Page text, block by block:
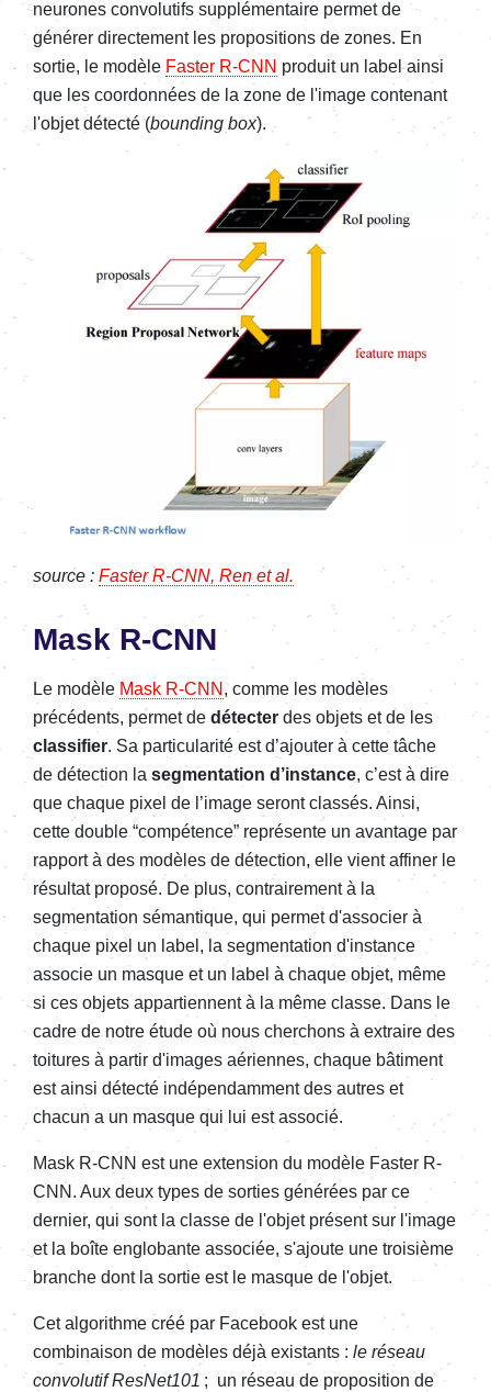
neurones convolutifs supplémentaire permet de
générer directement les propositions de zones. En
sortie, le modèle Faster R-CNN produit un label ainsi
que les coordonnées de la zone de l'image contenant
l'objet détecté (bounding box).
source : Faster R-CNN, Ren et al.
Mask R-CNN
Le modèle Mask R-CNN , comme les modèles
précédents, permet de détecter des objets et de les
classifier. Sa particularité est d’ajouter à cette tâche
de détection la segmentation d’instance, c’est à dire
que chaque pixel de l’image seront classés. Ainsi,
cette double “compétence” représente un avantage par
rapport à des modèles de détection, elle vient affiner le
résultat proposé. De plus, contrairement à la
segmentation sémantique, qui permet d'associer à
chaque pixel un label, la segmentation d'instance
associe un masque et un label à chaque objet, même
si ces objets appartiennent à la même classe. Dans le
cadre de notre étude où nous cherchons à extraire des
toitures à partir d'images aériennes, chaque bâtiment
est ainsi détecté indépendamment des autres et
chacun a un masque qui lui est associé.
Mask R-CNN est une extension du modèle Faster R-
CNN. Aux deux types de sorties générées par ce
dernier, qui sont la classe de l'objet présent sur l'image
et la boîte englobante associée, s'ajoute une troisième
branche dont la sortie est le masque de l'objet.
Cet algorithme créé par Facebook est une
combinaison de modèles déjà existants : le réseau
convolutif ResNet101 ; un réseau de proposition de